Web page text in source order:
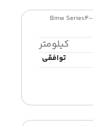
سری 4 گرن کوپه، Bmw Series4-
کیلومتر
توافقی